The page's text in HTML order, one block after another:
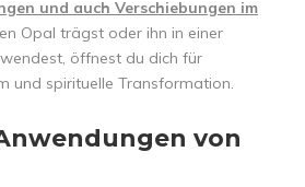
und auch Verschiebungen im
Opal trägst oder ihn in einer
öffnest du dich für
und spirituelle Transformation.
von